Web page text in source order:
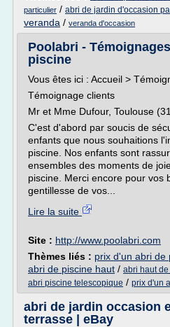
particulier / abri de jardin d'occasion
veranda / veranda d'occasion
Poolabri -
piscine
Vous êtes ici : Accueil >
Témoignage clients
Mr et Mme Dufour, Toulouse
C'est d'abord par soucis de
enfants que nous souhaitions
piscine. Nos enfants sont
ensembles des moments de
piscine. Merci encore pour vos
gentillesse de vos...
Lire la suite
Site : http://www.poolabri.com
Thèmes liés : prix d'un abri de
abri de piscine haut / abri haut
abri piscine telescopique / prix d'un
abri de jardin occasion
terrasse | eBay